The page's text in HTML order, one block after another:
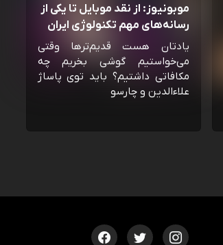
موبونیوز: از نقد موبایل تا یکی از
رسانه‌‌های مهم تکنولوژی ایران
یادتان هست قدیم‌ترها وقتی
می‌خواستیم گوشی بخریم چه
مکافاتی داشتیم؟ باید توی پاساژ
علاءالدین و چارسو